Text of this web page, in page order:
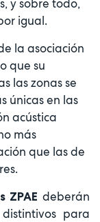
y sobre todo,
igual.
la asociación
que su
las zonas se
únicas en las
acústica
más
que las de
ZPAE deberán
para